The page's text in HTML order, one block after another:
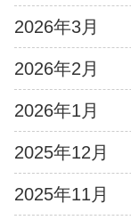
2026年3月
2026年2月
2026年1月
2025年12月
2025年11月